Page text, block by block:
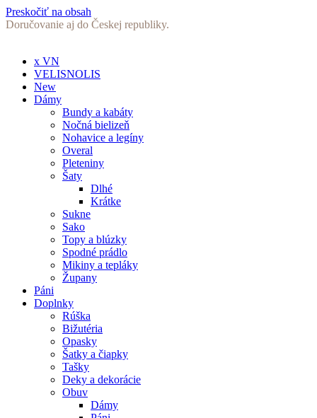
Preskočiť na obsah
Doručovanie aj do Českej republiky.
x VN
VELISNOLIS
New
Dámy
Bundy a kabáty
Nočná bielizeň
Nohavice a legíny
Overal
Pleteniny
Šaty
Dlhé
Krátke
Sukne
Sako
Topy a blúzky
Spodné prádlo
Mikiny a tepláky
Župany
Páni
Doplnky
Rúška
Bižutéria
Opasky
Šatky a čiapky
Tašky
Deky a dekorácie
Obuv
Dámy